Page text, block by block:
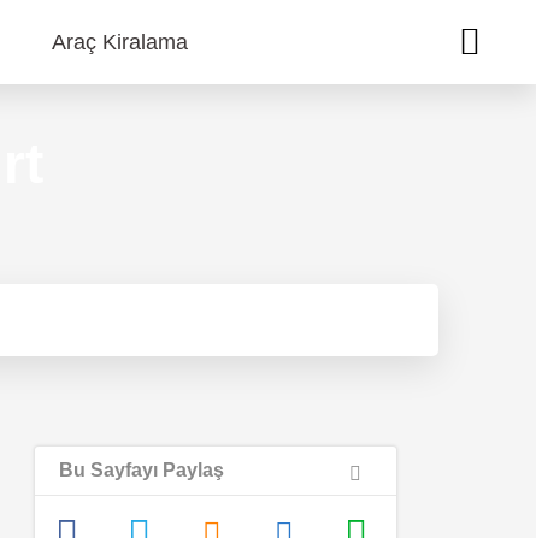
Araç Kiralama
Bu Sayfayı Paylaş